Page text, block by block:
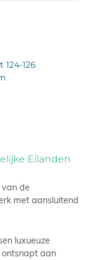
126
Eilanden
de
met aansluitend
luxueuze
aan